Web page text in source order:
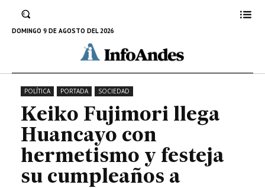
DOMINGO 9 DE AGOSTO DEL 2026
militantes en un restaurante campestre.
25 DE MAYO DE 2026
POLÍTICA PORTADA SOCIEDAD
Keiko Fujimori llega
Huancayo con
hermetismo y festeja
su cumpleaños a